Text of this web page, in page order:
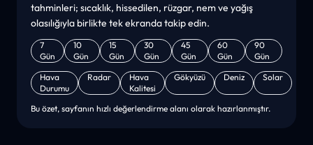
tahminleri; sıcaklık, hissedilen, rüzgar, nem ve yağış
olasılığıyla birlikte tek ekranda takip edin.
7
Gün
10
Gün
15
Gün
30
Gün
45
Gün
60
Gün
90
Gün
Hava
Durumu
Radar
Hava
Kalitesi
Gökyüzü Deniz Solar
Bu özet, sayfanın hızlı değerlendirme alanı olarak hazırlanmıştır.